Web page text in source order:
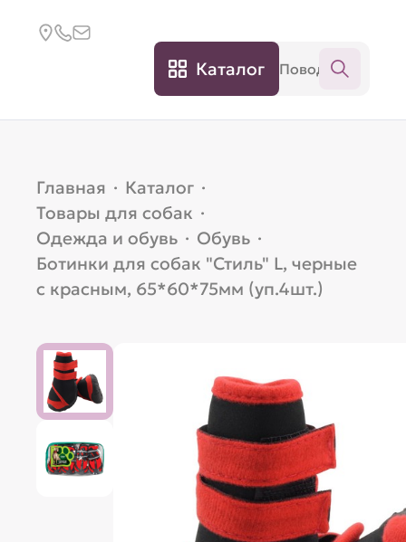
Каталог
Главная · Каталог ·
Товары для собак ·
Одежда и обувь · Обувь ·
Ботинки для собак "Стиль" L, черные
с красным, 65*60*75мм (уп.4шт.)